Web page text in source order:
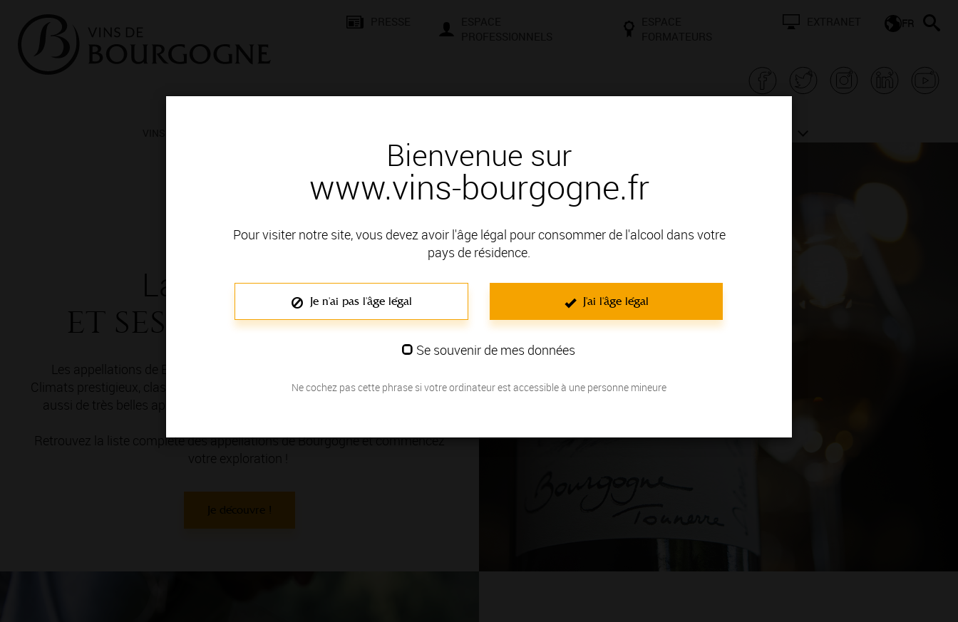
Bienvenue sur
www.vins-bourgogne.fr
Pour visiter notre site, vous devez avoir l'âge légal pour consommer de l'alcool dans votre
pays de résidence.
Je n'ai pas l'âge légal J'ai l'âge légal
Se souvenir de mes données
Ne cochez pas cette phrase si votre ordinateur est accessible à une personne mineure
FR
La Bourgogne
et ses appellations
Les appellations de Bourgogne, vous connaissez ? Célèbre pour ses
Climats prestigieux, classés en Premiers et Grands Crus, la Bourgogne offre
aussi de très belles appellations Villages et Régionales. Vous voulez les
Retrouvez la liste complète des appellations de Bourgogne et commencez
votre exploration !
Je découvre !